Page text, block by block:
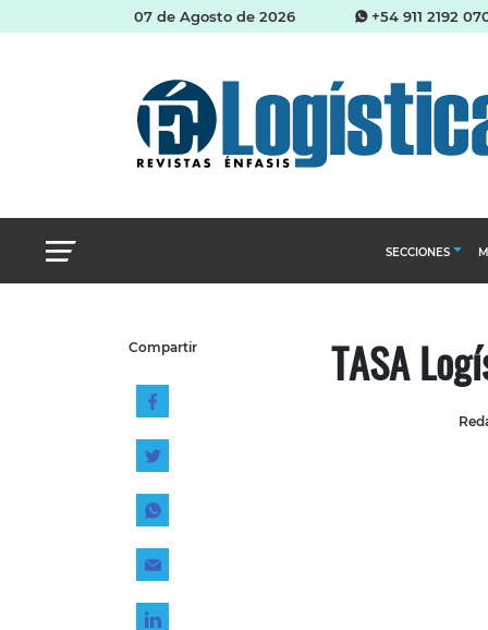
07 de Agosto de 2026 +54 911 2192
SECCIONES
Almacenes e
Logística y
Compartir TASA